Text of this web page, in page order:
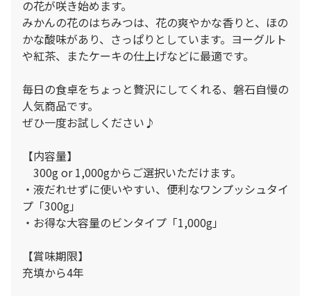
の花が咲き始めます。
みかんの花のはちみつは、花の爽やかな香りと、ほの
かな酸味があり、さっぱりとしています。ヨーグルト
や紅茶、またケーキの仕上げなどに最適です。
毎日の食卓をちょっと贅沢にしてくれる、磐石自慢の
人気商品です。
ぜひ一度お試しください♪
【内容量】
300g or 1,000gからご選択いただけます。
・液だれせずに使いやすい、便利なワンプッシュタイ
プ「300g」
・お得な大容量のビンタイプ「1,000g」
【賞味期限】
充填から4年